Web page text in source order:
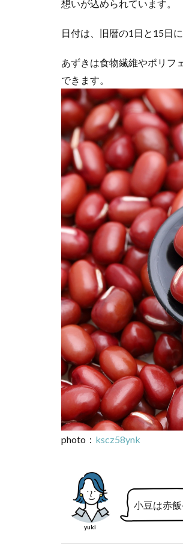
想いが込められています。
日付は、旧暦の1日と15日
あずきは食物繊維やポリフ
できます。
photo： kscz58ynk
yuki
小豆は赤